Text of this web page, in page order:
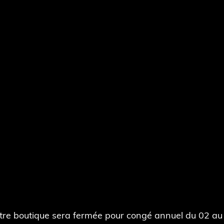
boutique sera fermée pour congé annuel du 02